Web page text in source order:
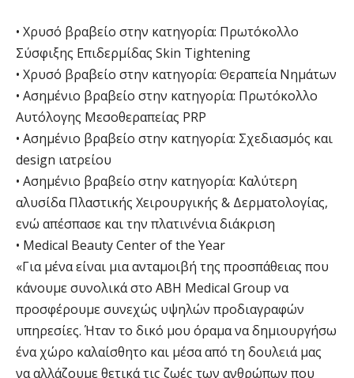
• Χρυσό βραβείο στην κατηγορία: Πρωτόκολλο
Σύσφιξης Επιδερμίδας Skin Tightening
• Χρυσό βραβείο στην κατηγορία: Θεραπεία Νημάτων
• Ασημένιο βραβείο στην κατηγορία: Πρωτόκολλο
Αυτόλογης Μεσοθεραπείας PRP
• Ασημένιο βραβείο στην κατηγορία: Σχεδιασμός και
design ιατρείου
• Ασημένιο βραβείο στην κατηγορία: Καλύτερη
αλυσίδα Πλαστικής Χειρουργικής & Δερματολογίας,
ενώ απέσπασε και την πλατινένια διάκριση
• Medical Beauty Center of the Year
«Για μένα είναι μια ανταμοιβή της προσπάθειας που
κάνουμε συνολικά στο ABH Medical Group να
προσφέρουμε συνεχώς υψηλών προδιαγραφών
υπηρεσίες. Ήταν το δικό μου όραμα να δημιουργήσω
ένα χώρο καλαίσθητο και μέσα από τη δουλειά μας
να αλλάζουμε θετικά τις ζωές των ανθρώπων που